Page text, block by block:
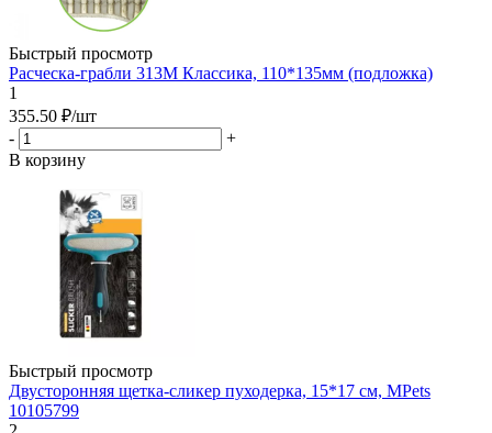
Быстрый просмотр
Расческа-грабли 313M Классика, 110*135мм (подложка)
1
355.50 ₽/шт
-
+
В корзину
Быстрый просмотр
Двусторонняя щетка-сликер пуходерка, 15*17 см, MPets
10105799